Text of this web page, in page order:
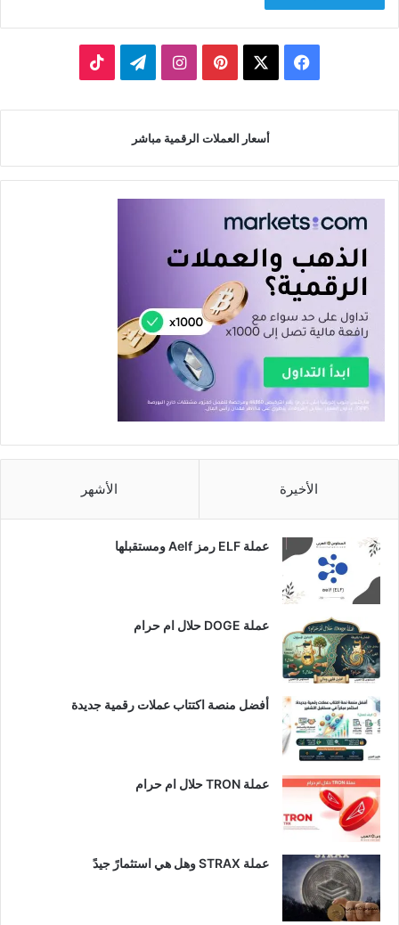
فيسبوك بينتيريستانستقرامتيلقرام
أسعار العملات الرقمية مباشر
الأخيرة الأشهر
عملة ELF رمز Aelf ومستقبلها
عملة DOGE حلال ام حرام
أفضل منصة اكتتاب عملات رقمية جديدة
عملة TRON حلال ام حرام​
عملة STRAX وهل هي استثمارً جيدً